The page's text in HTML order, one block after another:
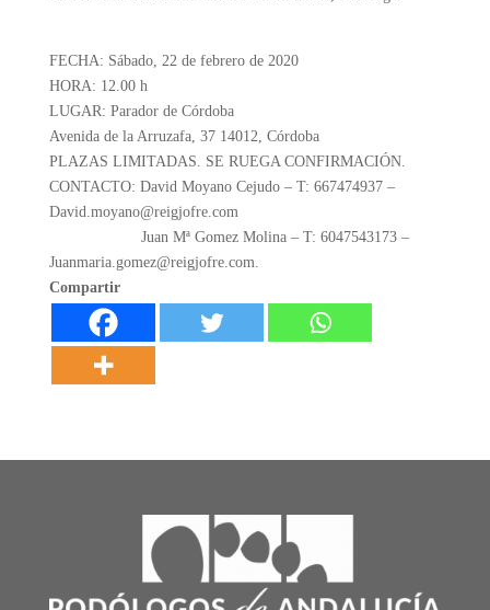
FECHA: Sábado, 22 de febrero de 2020
HORA: 12.00 h
LUGAR: Parador de Córdoba
Avenida de la Arruzafa, 37 14012, Córdoba
PLAZAS LIMITADAS. SE RUEGA CONFIRMACIÓN.
CONTACTO: David Moyano Cejudo – T: 667474937 –
David.moyano@reigjofre.com
Juan Mª Gomez Molina – T: 6047543173 –
Juanmaria.gomez@reigjofre.com.
Compartir